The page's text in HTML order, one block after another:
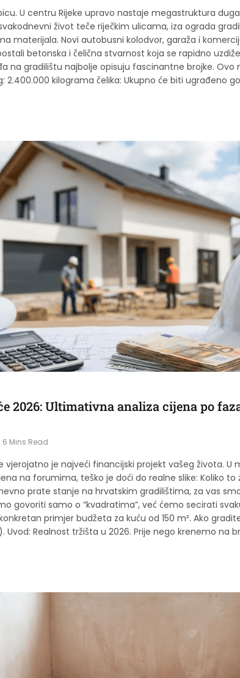
U centru Rijeke upravo nastaje megastruktura
život teče riječkim ulicama, iza ograda
materijala. Novi autobusni kolodvor, garaža i
betonska i čelična stvarnost koja se rapidno
na gradilištu najbolje opisuju fascinantne brojke. Ovo
2.400.000 kilograma čelika: Ukupno će biti ugrađeno
2026: Ultimativna analiza cijena po
6 Mins Read
vjerojatno je najveći financijski projekt vašeg života. U
na forumima, teško je doći do realne slike: Koliko to
prate stanje na hrvatskim gradilištima, za vas
govoriti samo o “kvadratima”, već ćemo secirati
primjer budžeta za kuću od 150 m². Ako
Realnost tržišta u 2026. Prije nego krenemo na